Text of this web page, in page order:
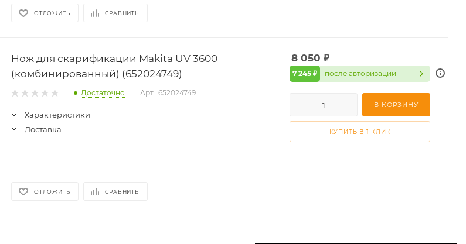
ОТЛОЖИТЬ СРАВНИТЬ
Нож для скарификации Makita UV 3600
(комбинированный) (652024749)
Достаточно Арт.: 652024749
Характеристики
Доставка
ОТЛОЖИТЬ СРАВНИТЬ
8 050 ₽
7 245 ₽ после авторизации
В КОРЗИНУ
КУПИТЬ В 1 КЛИК